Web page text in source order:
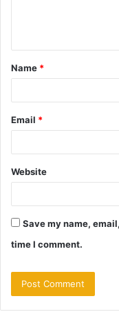
t
*
Name *
Email *
Website
Save my name,
time I comment.